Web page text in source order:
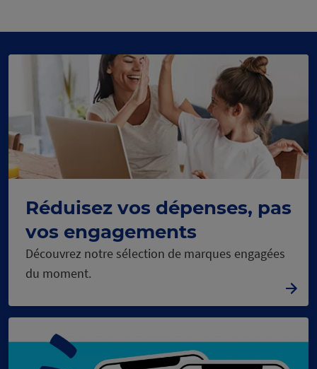
Réduisez vos dépenses, pas
vos engagements
Découvrez notre sélection de marques engagées
du moment.